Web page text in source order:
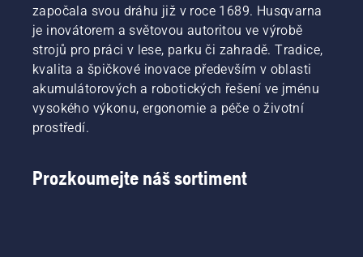
započala svou dráhu již v roce 1689. Husqvarna
je inovátorem a světovou autoritou ve výrobě
strojů pro práci v lese, parku či zahradě. Tradice,
kvalita a špičkové inovace především v oblasti
akumulátorových a robotických řešení ve jménu
vysokého výkonu, ergonomie a péče o životní
prostředí.
Prozkoumejte náš sortiment